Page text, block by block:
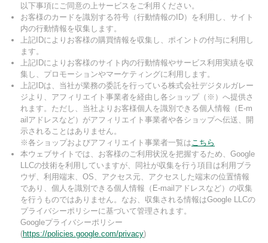
以下事項にご同意の上サービスをご利用ください。
お客様のカードを識別する符号（行動情報のID）を利用し、サイト
内の行動情報を収集します。
上記IDによりお客様の購買情報を収集し、ポイントの付与に利用し
ます。
上記IDによりお客様のサイト内の行動情報やサービス利用実績を収
集し、プロモーションやマーケティングに利用します。
上記IDは、当社が業務の委託を行っている株式会社デジタルガレー
ジより、アフィリエイト事業者を経由し各ショップ（※）へ提供さ
れます。ただし、当社よりお客様個人を識別できる個人情報（E-m
ailアドレスなど）がアフィリエイト事業者や各ショップへ伝送、開
示されることはありません。
※各ショップおよびアフィリエイト事業者一覧はこちら
本ウェブサイトでは、お客様のご利用状況を把握するため、Google
LLCの技術を利用していますが、同社が収集を行う項目は利用ブラ
ウザ、利用端末、OS、アクセス元、アクセスした端末の位置情報
であり、個人を識別できる個人情報（E-mailアドレスなど）の収集
を行うものではありません。なお、収集される情報はGoogle LLCの
プライバシーポリシーに基づいて管理されます。
Googleプライバシーポリシー
(https://policies.google.com/privacy)